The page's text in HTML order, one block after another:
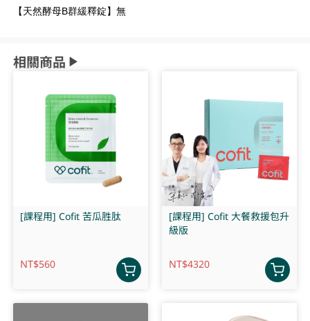
【天然酵母B群緩釋錠】無
相關商品
[課程用] Cofit 苦瓜胜肽
NT$560
[課程用] Cofit 大餐救援包升
級版
NT$4320